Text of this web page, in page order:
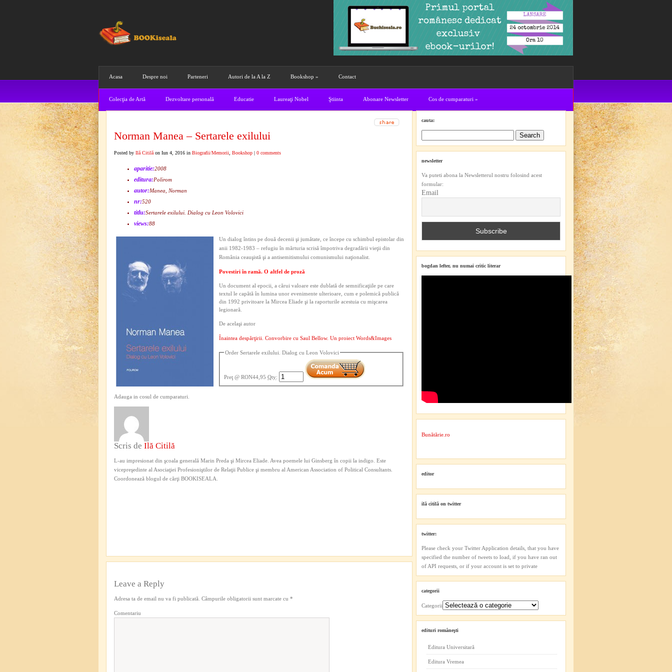
Acasa Despre noi Parteneri Autori de la A la Z Bookshop » Contact
Colecţia de Artă Dezvoltare personală Educatie Laureaţi Nobel Ştiinta Abonare Newsletter Cos de cumparaturi »
Norman Manea – Sertarele exilului
Posted by Ilă Citilă on Iun 4, 2016 in Biografii/Memorii Bookshop | 0 comments
aparitie:2008
editura:Polirom
autor:Manea, Norman
nr:520
titlu:Sertarele exilului. Dialog cu Leon Volovici
views:88
Un dialog întins pe două decenii şi jumătate, ce începe cu schimbul epistolar din
anii 1982-1983 – refugiu în mărturia scrisă împotriva degradării vieţii din
România ceauşistă şi a antisemitismului comunismului naţionalist.
Povestiri în ramă. O altfel de proză
Un document al epocii, a cărui valoare este dublată de semnificaţiile pe care
textul le capătă în lumina unor evenimente ulterioare, cum e polemică publică
din 1992 privitoare la Mircea Eliade şi la raporturile acestuia cu mişcarea
legionară.
De acelaşi autor
Înaintea despărţirii. Convorbire cu Saul Bellow. Un proiect Words&Images
Order Sertarele exilului. Dialog cu Leon Volovici
Preţ @ RON44,95 Qty:
Adauga in cosul de cumparaturi.
Scris de Ilă Citilă
L-au impresionat din şcoala generală Marin Preda şi Mircea Eliade. Avea poemele lui Ginsberg în copii la indigo. Este
vicepreşedinte al Asociaţiei Profesioniştilor de Relaţii Publice şi membru al American Association of Political Consultants.
Coordonează blogul de cărţi BOOKISEALA.
Leave a Reply
Adresa ta de email nu va fi publicată. Câmpurile obligatorii sunt marcate cu *
Comentariu
cauta:
newsletter
Va puteti abona la Newsletterul nostru folosind acest
formular:
Email
bogdan lefter, nu numai critic literar
Bunătărie.ro
editor
ilă citilă on twitter
twitter:
Please check your Twitter Application details, that you have
specified the number of tweets to load, if you have ran out
of API requests, or if your account is set to private
categorii
Categorii
edituri româneşti
Editura Universitară
Editura Vremea